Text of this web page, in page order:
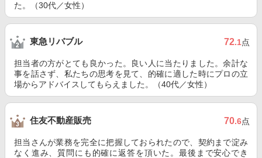
た。（30代／女性）
東急リバブル 72.1点
担当者の方がとても良かった。良い人に当たりました。余計な
事を話さず、私たちの思考を見て、的確に適した時にプロの立
場からアドバイスしてもらえました。（40代／女性）
住友不動産販売 70.6点
担当さんが業務を完全に把握しておられたので、契約まで淀み
なく進み、質問にも的確に返答を頂いた。最後まで安心でき